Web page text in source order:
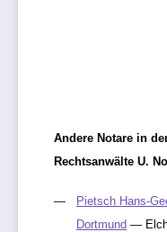
Andere Notare in
Rechtsanwälte U.
Pietsch Hans-
Dortmund —